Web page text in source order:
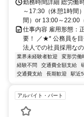
勤務時間詳細 総労働
～17:30（休憩1時間
間）or 13:00～22:00
仕事内容 雇用形態：
要！ ／★* 公務員を
法人での社員採用な
業界未経験者歓迎 変形労働
経験不問
交通費全額支給
交通費支給
長期歓迎 駅近
アルバイト・パート